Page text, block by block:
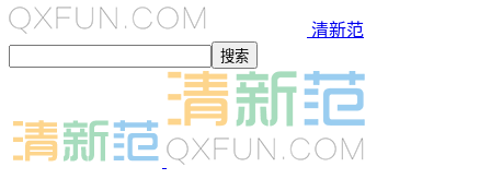
清新范